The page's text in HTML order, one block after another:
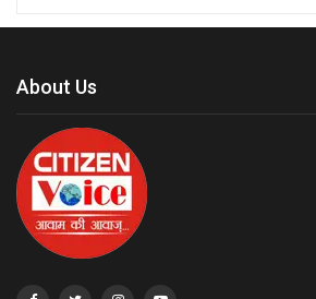
About Us